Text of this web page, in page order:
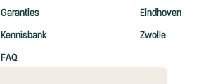
Garanties
Kennisbank
FAQ
Eindhoven
Zwolle